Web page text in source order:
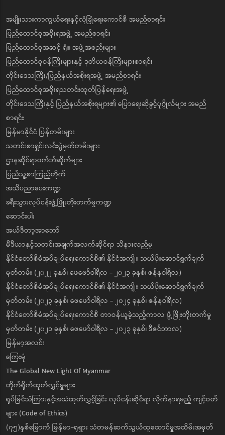
အမျိုးသားကာကွယ်ရေးနှင့်လုံခြုံရေးကောင်စီ အမည်စာရင်း
ပြည်ထောင်စုအစိုးရအဖွဲ့ အမည်စာရင်း
ပြည်ထောင်စုအဆင့် ရုံး၊ အဖွဲ့အစည်းများ
ပြည်ထောင်စုဝန်ကြီးများနှင့် ဒုတိယဝန်ကြီးများစာရင်း
တိုင်းဒေသကြီး/ပြည်နယ်အစိုးရအဖွဲ့ အမည်စာရင်း
ပြည်ထောင်စုအစိုးရသတင်းထုတ်ပြန်ရေးအဖွဲ့
တိုင်းဒေသကြီးနှင့် ပြည်နယ်အစိုးရများ၏ ပြောရေးဆိုခွင့်ပုဂ္ဂိုလ်များ အမည်
စာရင်း
မြန်မာနိုင်ငံ ပြန်တမ်းများ
သတင်းစာရှင်းလင်းပွဲမှတ်တမ်းများ
ဌာနဆိုင်ရာဝက်ဘ်ဆိုက်များ
ပြည်သူ့စာကြည့်တိုက်
အသိပညာပေးကဏ္ဍ
ခရီးသွားလုပ်ငန်းဖွံ့ဖြိုးတိုးတက်မှုကဏ္ဍ
ဆောင်းပါး
အယ်ဒီတာ့အာဘော်
မီဒီယာနှင့်သတင်းအချက်အလက်ဆိုင်ရာ သိနားလည်မှု
နိုင်ငံတော်စီမံအုပ်ချုပ်ရေးကောင်စီ၏ နိုင်ငံအကျိုး သယ်ပိုးဆောင်ရွက်ချက်
မှတ်တမ်း (၂၀၂၂ ခုနှစ်၊ ဖေဖော်ဝါရီလ - ၂၀၂၃ ခုနှစ်၊ ဇန်နဝါရီလ)
နိုင်ငံတော်စီမံအုပ်ချုပ်ရေးကောင်စီ၏ နိုင်ငံအကျိုး သယ်ပိုးဆောင်ရွက်ချက်
မှတ်တမ်း (၂၀၂၃ ခုနှစ်၊ ဖေဖော်ဝါရီလ - ၂၀၂၄ ခုနှစ်၊ ဇန်နဝါရီလ)
နိုင်ငံတော်စီမံအုပ်ချုပ်ရေးကောင်စီ တာဝန်ယူခဲ့သည့်ကာလ ဖွံ့ဖြိုးတိုးတက်မှု
မှတ်တမ်း (၂၀၂၁ ခုနှစ်၊ ဖေဖော်ဝါရီလ - ၂၀၂၃ ခုနှစ်၊ ဒီဇင်ဘာလ)
မြန်မာ့အလင်း
ကြေးမုံ
The Global New Light Of Myanmar
တိုက်ရိုက်ထုတ်လွှင့်မှုများ
ရုပ်မြင်သံကြားနှင့်အသံထုတ်လွှင့်ခြင်း လုပ်ငန်းဆိုင်ရာ လိုက်နာရမည့် ကျင့်ဝတ်
များ (Code of Ethics)
(၇၅)နှစ်မြောက် မြန်မာ-ရုရှား သံတမန်ဆက်သွယ်ထူထောင်မှုအထိမ်းအမှတ်